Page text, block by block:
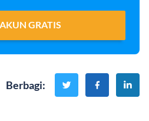
GRATIS
Berbagi: